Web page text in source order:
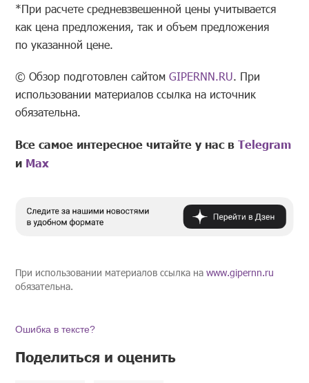
*При расчете средневзвешенной цены учитывается
как цена предложения, так и объем предложения
по указанной цене.
© Обзор подготовлен сайтомGIPERNN.RU. При
использовании материалов ссылка на источник
обязательна.
Все самое интересное читайте у нас вTelegram
и Mах
При использовании материалов ссылка наwww.gipernn.ru
обязательна.
Ошибка в тексте?
Поделиться и оценить